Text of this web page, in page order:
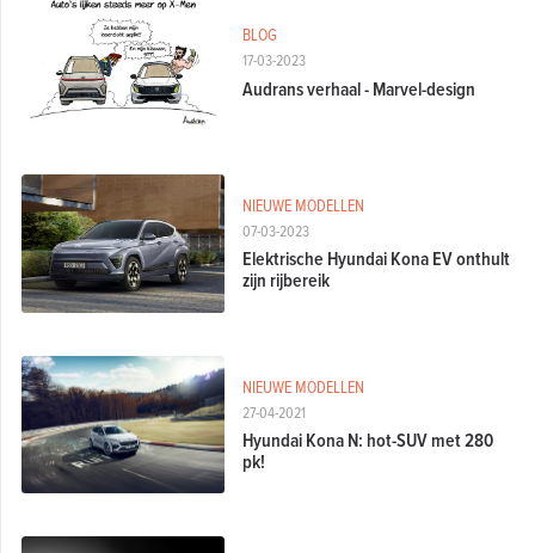
17-03-2023
BLOG
Audrans verhaal - Marvel-design
07-03-2023
NIEUWE MODELLEN
Elektrische Hyundai Kona EV onthult
zijn rijbereik
27-04-2021
NIEUWE MODELLEN
Hyundai Kona N: hot-SUV met 280
pk!